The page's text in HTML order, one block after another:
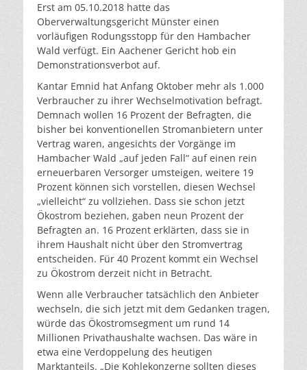
Erst am 05.10.2018 hatte das
Oberverwaltungsgericht Münster einen
vorläufigen Rodungsstopp für den Hambacher
Wald verfügt. Ein Aachener Gericht hob ein
Demonstrationsverbot auf.
Kantar Emnid hat Anfang Oktober mehr als 1.000
Verbraucher zu ihrer Wechselmotivation befragt.
Demnach wollen 16 Prozent der Befragten, die
bisher bei konventionellen Stromanbietern unter
Vertrag waren, angesichts der Vorgänge im
Hambacher Wald „auf jeden Fall“ auf einen rein
erneuerbaren Versorger umsteigen, weitere 19
Prozent können sich vorstellen, diesen Wechsel
„vielleicht“ zu vollziehen. Dass sie schon jetzt
Ökostrom beziehen, gaben neun Prozent der
Befragten an. 16 Prozent erklärten, dass sie in
ihrem Haushalt nicht über den Stromvertrag
entscheiden. Für 40 Prozent kommt ein Wechsel
zu Ökostrom derzeit nicht in Betracht.
Wenn alle Verbraucher tatsächlich den Anbieter
wechseln, die sich jetzt mit dem Gedanken tragen,
würde das Ökostromsegment um rund 14
Millionen Privathaushalte wachsen. Das wäre in
etwa eine Verdoppelung des heutigen
Marktanteils. „Die Kohlekonzerne sollten dieses